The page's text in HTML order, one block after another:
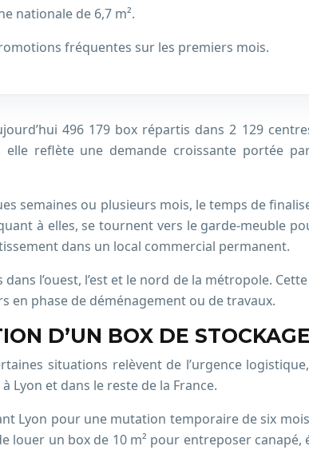
nationale de 6,7 m².
fréquentes sur les premiers mois.
496 179 box répartis dans 2 129
reflète une demande croissante portée
semaines ou plusieurs mois, le temps de
à elles, se tournent vers le garde-meuble
dans un local commercial permanent.
l’ouest, l’est et le nord de la métropole.
en phase de déménagement ou de travaux.
D’UN BOX DE STOCKAGE
situations relèvent de l’urgence
Lyon et dans le reste de la France.
Lyon pour une mutation temporaire de six
un box de 10 m² pour entreposer